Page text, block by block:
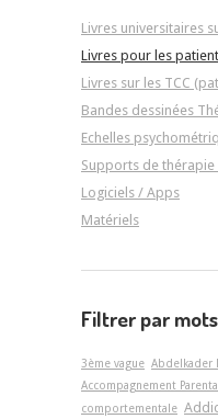
Livres universitaires
Livres pour les
Livres sur les TCC
Bandes dessinées
Echelles
Supports de thérapie
Logiciels / Apps
Matériels
Filtrer par
3ème vague Abdelkader
Accompagnement
comportementale